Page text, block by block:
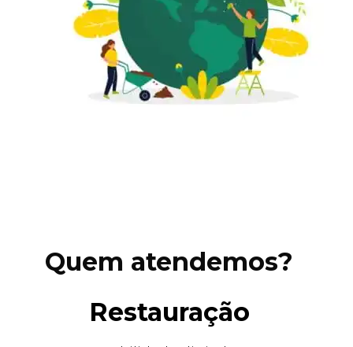
Quem atendemos?
Restauração